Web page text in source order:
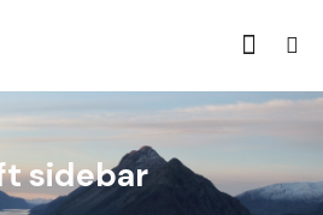
sidebar